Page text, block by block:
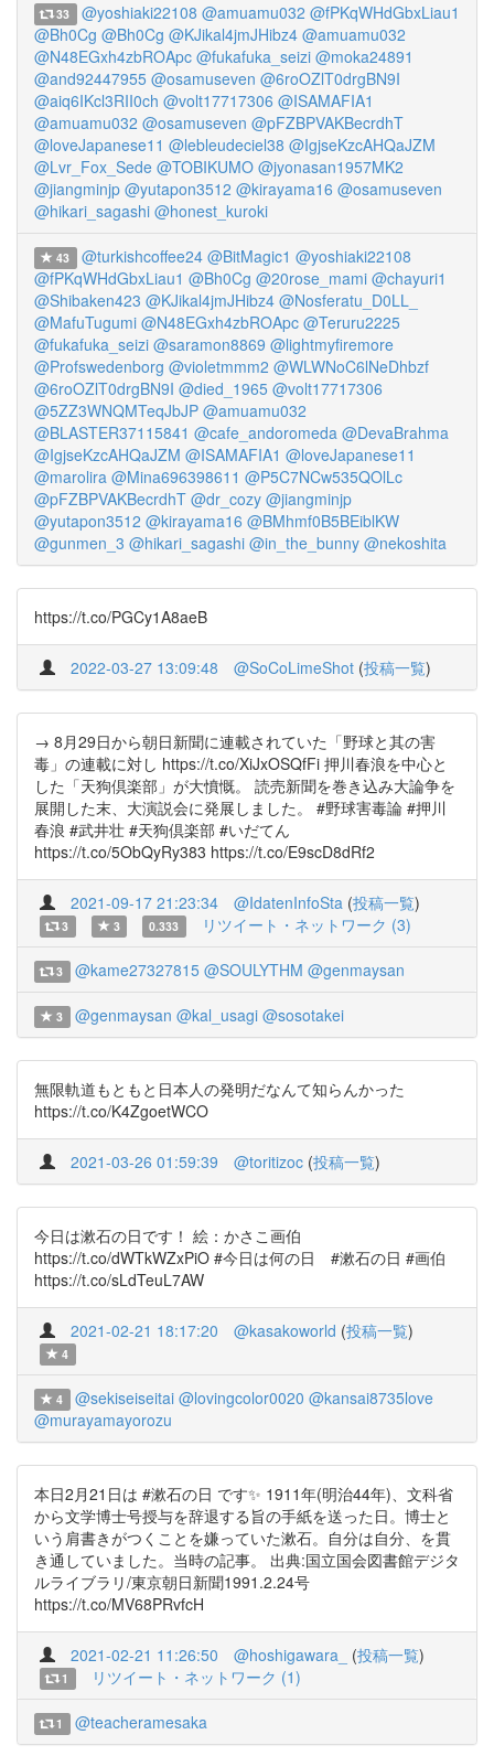
33 @yoshiaki22108 @amuamu032 @fPKqWHdGbxLiau1
@Bh0Cg @Bh0Cg @KJikal4jmJHibz4 @amuamu032
@N48EGxh4zbROApc @fukafuka_seizi @moka24891
@and92447955 @osamuseven @6roOZlT0drgBN9I
@aiq6IKcl3RII0ch @volt17717306 @ISAMAFIA1
@amuamu032 @osamuseven @pFZBPVAKBecrdhT
@loveJapanese11 @lebleudeciel38 @IgjseKzcAHQaJZM
@Lvr_Fox_Sede @TOBIKUMO @jyonasan1957MK2
@jiangminjp @yutapon3512 @kirayama16 @osamuseven
@hikari_sagashi @honest_kuroki
43 @turkishcoffee24 @BitMagic1 @yoshiaki22108
@fPKqWHdGbxLiau1 @Bh0Cg @20rose_mami @chayuri1
@Shibaken423 @KJikal4jmJHibz4 @Nosferatu_D0LL_
@MafuTugumi @N48EGxh4zbROApc @Teruru2225
@fukafuka_seizi @saramon8869 @lightmyfiremore
@Profswedenborg @violetmmm2 @WLWNoC6lNeDhbzf
@6roOZlT0drgBN9I @died_1965 @volt17717306
@5ZZ3WNQMTeqJbJP @amuamu032
@BLASTER37115841 @cafe_andoromeda @DevaBrahma
@IgjseKzcAHQaJZM @ISAMAFIA1 @loveJapanese11
@marolira @Mina696398611 @P5C7NCw535QOlLc
@pFZBPVAKBecrdhT @dr_cozy @jiangminjp
@yutapon3512 @kirayama16 @BMhmf0B5BEiblKW
@gunmen_3 @hikari_sagashi @in_the_bunny @nekoshita
https://t.co/PGCy1A8aeB
2022-03-27 13:09:48 @SoCoLimeShot (投稿一覧)
→ 8月29日から朝日新聞に連載されていた「野球と其の害
毒」の連載に対し https://t.co/XiJxOSQfFi 押川春浪を中心と
した「天狗倶楽部」が大憤慨。 読売新聞を巻き込み大論争を
展開した末、大演説会に発展しました。 #野球害毒論 #押川
春浪 #武井壮 #天狗倶楽部 #いだてん
https://t.co/5ObQyRy383 https://t.co/E9scD8dRf2
2021-09-17 21:23:34 @IdatenInfoSta (投稿一覧)
3 3 0.333 リツイート・ネットワーク (3)
3 @kame27327815 @SOULYTHM @genmaysan
3 @genmaysan @kal_usagi @sosotakei
無限軌道もともと日本人の発明だなんて知らんかった
https://t.co/K4ZgoetWCO
2021-03-26 01:59:39 @toritizoc (投稿一覧)
今日は漱石の日です！ 絵：かさこ画伯
https://t.co/dWTkWZxPiO #今日は何の日 #漱石の日 #画伯
https://t.co/sLdTeuL7AW
2021-02-21 18:17:20 @kasakoworld (投稿一覧)
4
4 @sekiseiseitai @lovingcolor0020 @kansai8735love
@murayamayorozu
本日2月21日は #漱石の日 です✨ 1911年(明治44年)、文科省
から文学博士号授与を辞退する旨の手紙を送った日。博士と
いう肩書きがつくことを嫌っていた漱石。自分は自分、を貫
き通していました。当時の記事。 出典:国立国会図書館デジタ
ルライブラリ/東京朝日新聞1991.2.24号
https://t.co/MV68PRvfcH
2021-02-21 11:26:50 @hoshigawara_ (投稿一覧)
1 リツイート・ネットワーク (1)
1 @teacheramesaka